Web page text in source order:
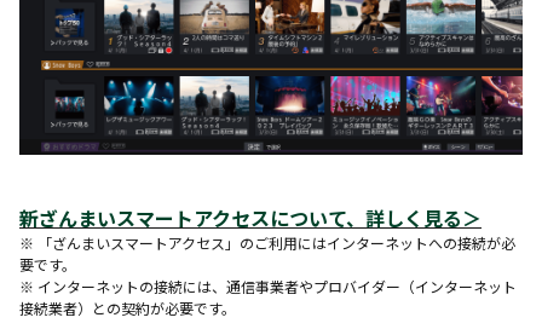
新ざんまいスマートアクセスについて、詳しく見る＞
※ 「ざんまいスマートアクセス」のご利用にはインターネットへの接続が必
要です。
※ インターネットの接続には、通信事業者やプロバイダー（インターネット
接続業者）との契約が必要です。